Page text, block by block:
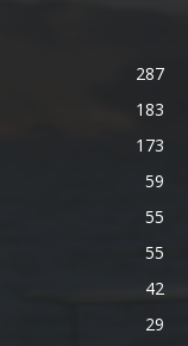
287
183
173
59
55
55
42
29